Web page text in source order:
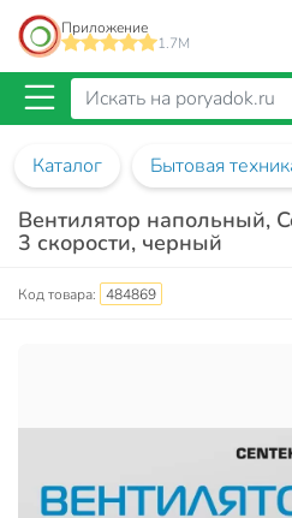
Приложение
1.7M
Каталог Бытовая
Вентилятор напольный,
3 скорости, черный
Код товара: 484869